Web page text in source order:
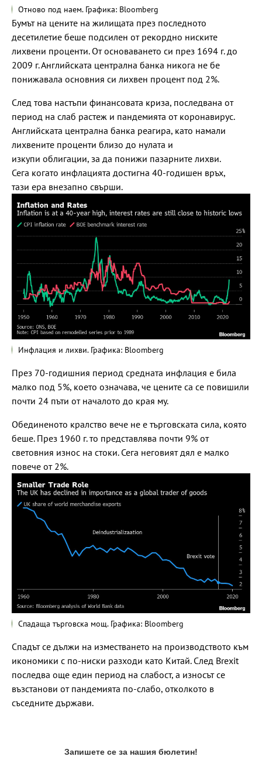
Отново под наем. Графика: Bloomberg
Бумът на цените на жилищата през последното
десетилетие беше подсилен от рекордно ниските
лихвени проценти. От основаването си през 1694 г. до
2009 г. Английската централна банка никога не бе
понижавала основния си лихвен процент под 2%.
След това настъпи финансовата криза, последвана от
период на слаб растеж и пандемията от коронавирус.
Английската централна банка реагира, като намали
лихвените проценти близо до нулата и
изкупи облигации, за да понижи пазарните лихви.
Сега когато инфлацията достигна 40-годишен връх,
тази ера внезапно свърши.
Инфлация и лихви. Графика: Bloomberg
През 70-годишния период средната инфлация е била
малко под 5%, което означава, че цените са се повишили
почти 24 пъти от началото до края му.
Обединеното кралство вече не е търговската сила, която
беше. През 1960 г. то представлява почти 9% от
световния износ на стоки. Сега неговият дял е малко
повече от 2%.
Спадаща търговска мощ. Графика: Bloomberg
Спадът се дължи на изместването на производството към
икономики с по-ниски разходи като Китай. След Brexit
последва още един период на слабост, а износът се
възстанови от пандемията по-слабо, отколкото в
съседните държави.